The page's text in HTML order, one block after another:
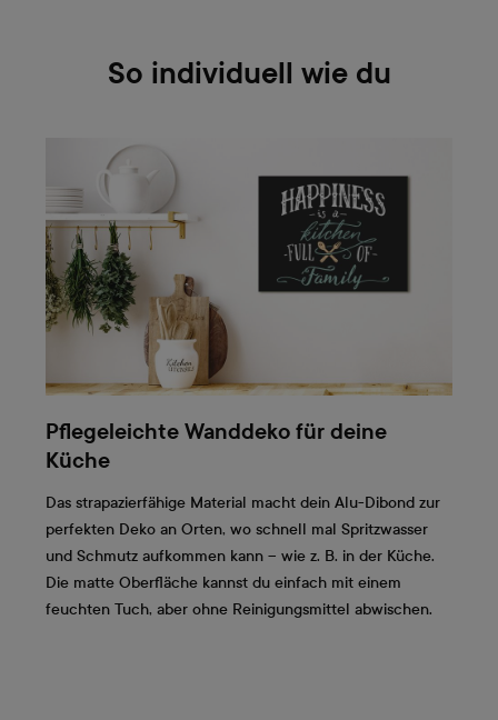
So individuell wie du
Pflegeleichte Wanddeko für deine
Küche
Das strapazierfähige Material macht dein Alu-Dibond zur
perfekten Deko an Orten, wo schnell mal Spritzwasser
und Schmutz aufkommen kann – wie z. B. in der Küche.
Die matte Oberfläche kannst du einfach mit einem
feuchten Tuch, aber ohne Reinigungsmittel abwischen.